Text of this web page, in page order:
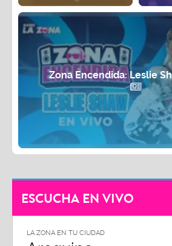
Zona Encendida: Leslie
ESCUCHA EN VIVO
LA ZONA EN TU CIUDAD